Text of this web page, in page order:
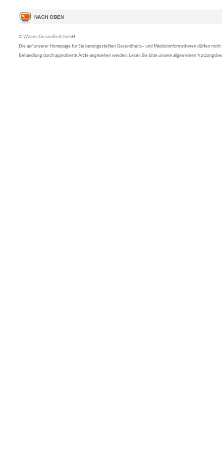
© Wissen Gesundheit GmbH
Die auf unserer Homepage für Sie bereitgestellten Gesundheits– und Medizininformationen dürfen nicht
Behandlung durch approbierte Ärzte angesehen werden. Lesen Sie bitte unsere allgemeinen